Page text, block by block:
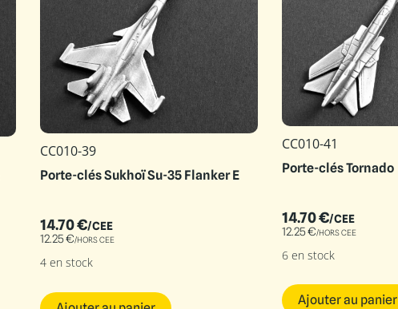
CC010-39
Porte-clés Sukhoï Su-35 Flanker E
14.70€/CEE
12.25€/HORS CEE
4 en stock
CC010-41
Porte-clés Tornado
14.70€/CEE
12.25€/HORS CEE
6 en stock
Ajouter au panier